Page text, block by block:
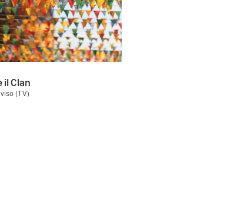
il Clan
(TV)